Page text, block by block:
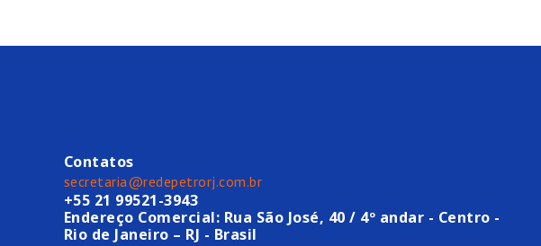
Contatos
secretaria@redepetrorj.com.br
+55 21 99521-3943
Endereço Comercial: Rua São José, 40 / 4º andar - Centro -
Rio de Janeiro – RJ - Brasil